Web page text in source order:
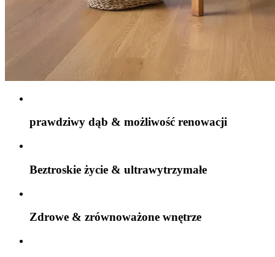
prawdziwy dąb & możliwość renowacji
Beztroskie życie & ultrawytrzymałe
Zdrowe & zrównoważone wnętrze